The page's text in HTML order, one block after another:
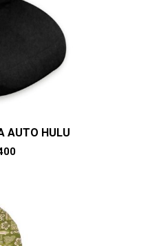
AUTO HULU